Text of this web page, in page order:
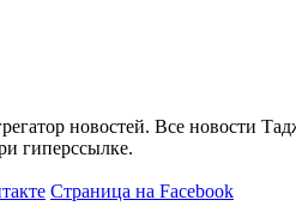
новостей. Все новости
гиперссылке.
Страница на Facebook